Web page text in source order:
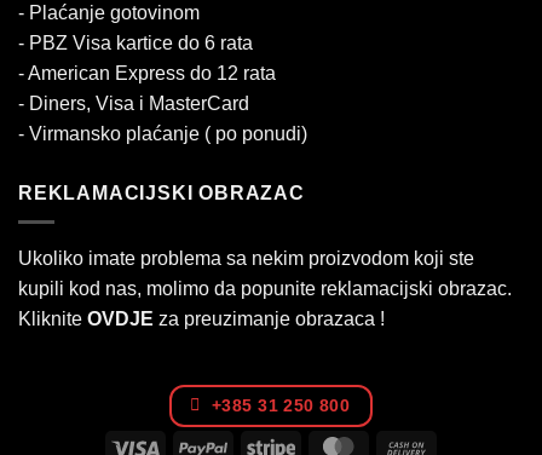
- Plaćanje gotovinom
- PBZ Visa kartice do 6 rata
- American Express do 12 rata
- Diners, Visa i MasterCard
- Virmansko plaćanje ( po ponudi)
REKLAMACIJSKI OBRAZAC
Ukoliko imate problema sa nekim proizvodom koji ste
kupili kod nas, molimo da popunite reklamacijski obrazac.
Kliknite OVDJE za preuzimanje obrazaca !
+385 31 250 800
Visa PayPal Stripe MasterCard